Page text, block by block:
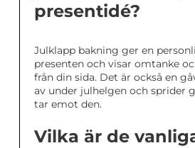
presentidé?
Julklapp bakning ger en
presenten och visar omtanke
från din sida. Det är också en
av under julhelgen och sprider
tar emot den.
Vilka är de